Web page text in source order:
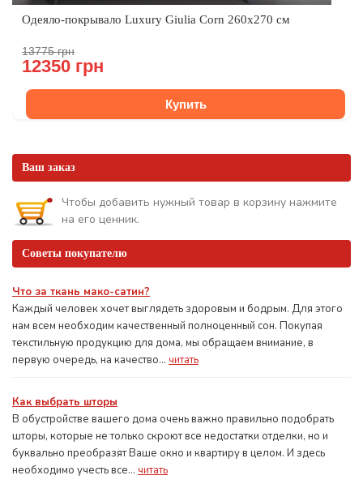
Одеяло-покрывало Luxury Giulia Corn 260x270 см
13775 грн
12350 грн
Купить
Ваш заказ
Чтобы добавить нужный товар в корзину нажмите
на его ценник.
Советы покупателю
Что за ткань мако-сатин?
Каждый человек хочет выглядеть здоровым и бодрым. Для этого
нам всем необходим качественный полноценный сон. Покупая
текстильную продукцию для дома, мы обращаем внимание, в
первую очередь, на качество... читать
Как выбрать шторы
В обустройстве вашего дома очень важно правильно подобрать
шторы, которые не только скроют все недостатки отделки, но и
буквально преобразят Ваше окно и квартиру в целом. И здесь
необходимо учесть все... читать